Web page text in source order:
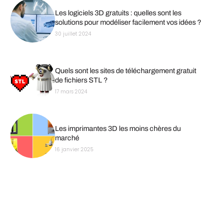
Les logiciels 3D gratuits : quelles sont les
solutions pour modéliser facilement vos idées ?
30 juillet 2024
Quels sont les sites de téléchargement gratuit
de fichiers STL ?
17 mars 2024
Les imprimantes 3D les moins chères du
marché
16 janvier 2025